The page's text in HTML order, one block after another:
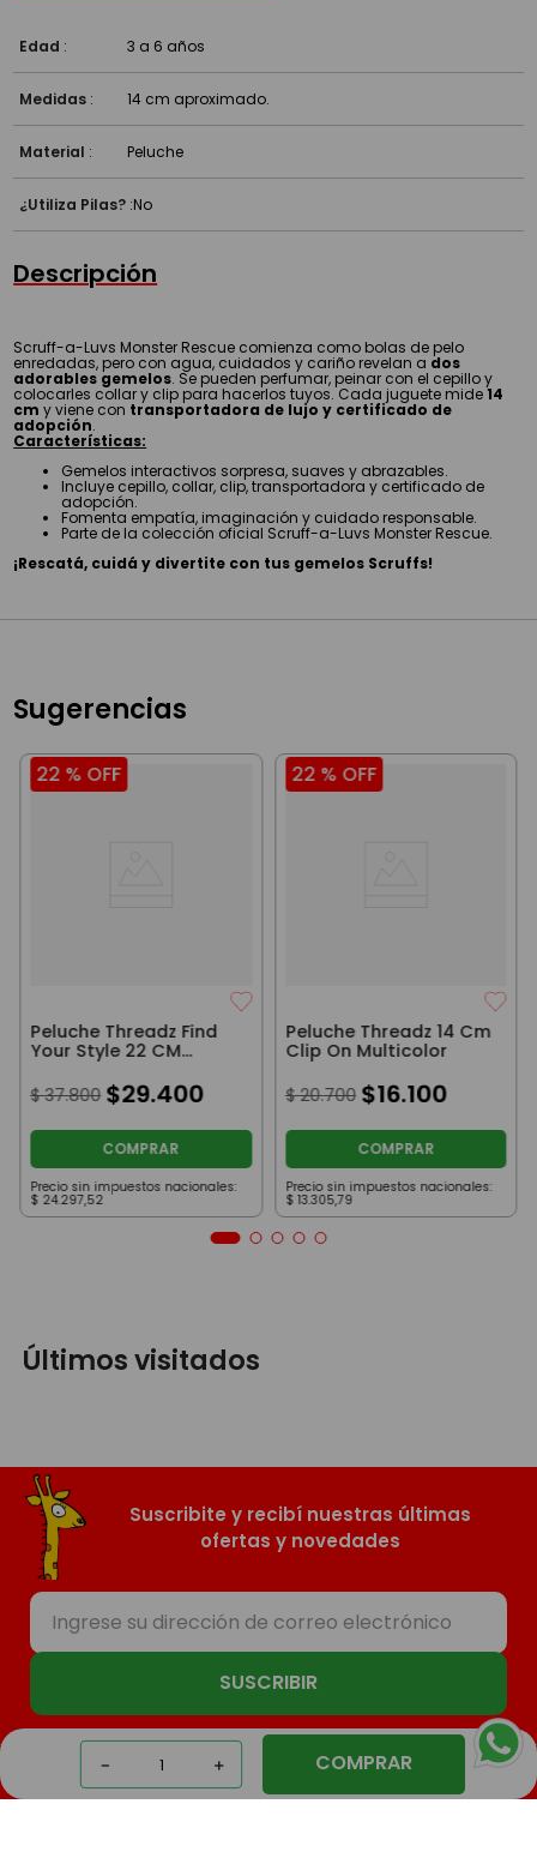
＋
－ COMPRAR
¿Funciona a pilas?
Edad : 3 a 6 años
Medidas : 14 cm aproximado.
Material : Peluche
¿Utiliza Pilas? :No
Descripción
Scruff-a-Luvs Monster Rescue comienza como bolas de pelo
enredadas, pero con agua, cuidados y cariño revelan a dos
adorables gemelos. Se pueden perfumar, peinar con el cepillo y
colocarles collar y clip para hacerlos tuyos. Cada juguete mide14
cm y viene con transportadora de lujo y certificado de
adopción.
Características:
Gemelos interactivos sorpresa, suaves y abrazables.
Incluye cepillo, collar, clip, transportadora y certificado de
adopción.
Fomenta empatía, imaginación y cuidado responsable.
Parte de la colección oficial Scruff-a-Luvs Monster Rescue.
¡Rescatá, cuidá y divertite con tus gemelos Scruffs!
Sugerencias
22 % OFF
Peluche Threadz Find
Your Style 22 CM
$ 37.800 $29.400
COMPRAR
Precio sin impuestos nacionales:
$ 24.297,52
22 % OFF
Peluche Threadz 14 Cm
Clip On Multicolor
$ 20.700 $16.100
COMPRAR
Precio sin impuestos nacionales:
$ 13.305,79
Últimos visitados
Suscribite y recibí nuestras últimas
ofertas y novedades
SUSCRIBIR